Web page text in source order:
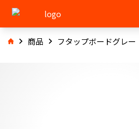
商品 フタップボードグレー